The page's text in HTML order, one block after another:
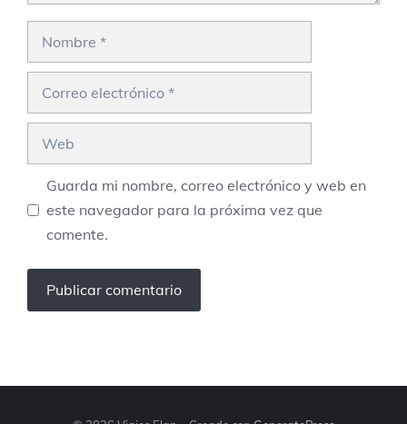
Guarda mi nombre, correo electrónico y web en
este navegador para la próxima vez que
comente.